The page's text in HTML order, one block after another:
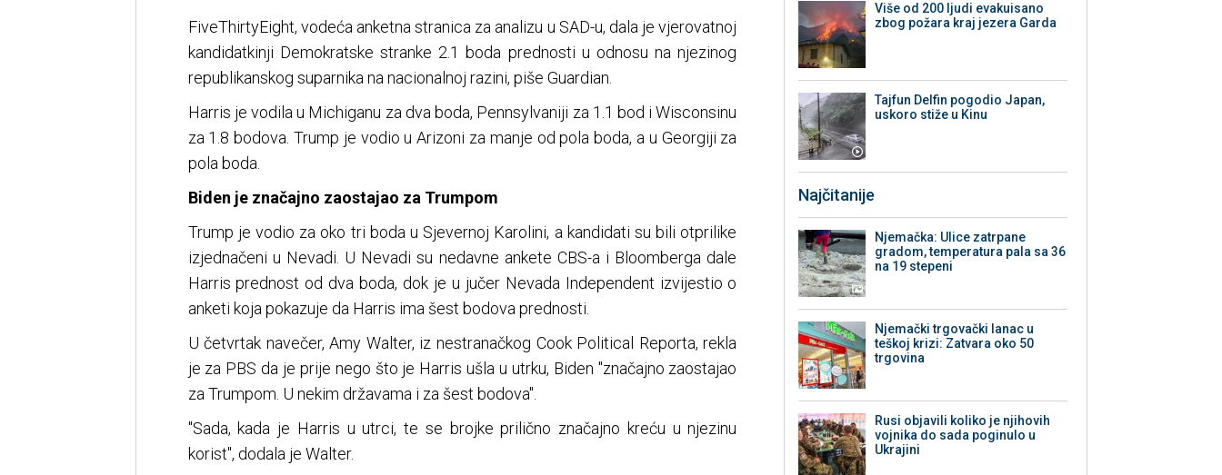
FiveThirtyEight, vodeća anketna stranica za analizu u SAD-u, dala je vjerovatnoj
kandidatkinji Demokratske stranke 2.1 boda prednosti u odnosu na njezinog
republikanskog suparnika na nacionalnoj razini, piše Guardian.
Harris je vodila u Michiganu za dva boda, Pennsylvaniji za 1.1 bod i Wisconsinu
za 1.8 bodova. Trump je vodio u Arizoni za manje od pola boda, a u Georgiji za
pola boda.
Biden je značajno zaostajao za Trumpom
Trump je vodio za oko tri boda u Sjevernoj Karolini, a kandidati su bili otprilike
izjednačeni u Nevadi. U Nevadi su nedavne ankete CBS-a i Bloomberga dale
Harris prednost od dva boda, dok je u jučer Nevada Independent izvijestio o
anketi koja pokazuje da Harris ima šest bodova prednosti.
U četvrtak navečer, Amy Walter, iz nestranačkog Cook Political Reporta, rekla
je za PBS da je prije nego što je Harris ušla u utrku, Biden "značajno zaostajao
za Trumpom. U nekim državama i za šest bodova".
"Sada, kada je Harris u utrci, te se brojke prilično značajno kreću u njezinu
korist", dodala je Walter.
Više od 200 ljudi evakuisano
zbog požara kraj jezera Garda
Tajfun Delfin pogodio Japan,
uskoro stiže u Kinu
Najčitanije
Njemačka: Ulice zatrpane
gradom, temperatura pala sa 36
na 19 stepeni
Njemački trgovački lanac u
teškoj krizi: Zatvara oko 50
trgovina
Rusi objavili koliko je njihovih
vojnika do sada poginulo u
Ukrajini